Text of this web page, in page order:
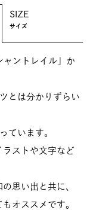
SIZE
サイズ
ャントレイル」か
とは分かりずらい
ています。
ストや文字など
思い出と共に、
オススメです。